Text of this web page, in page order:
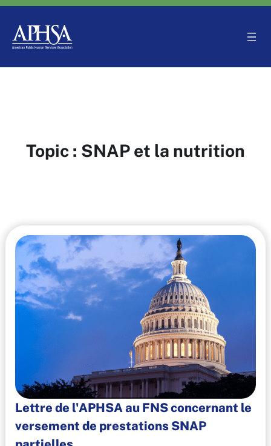
Aller
contenu
Topic : SNAP et la nutrition
Lettre de l'APHSA au FNS concernant le
versement de prestations SNAP